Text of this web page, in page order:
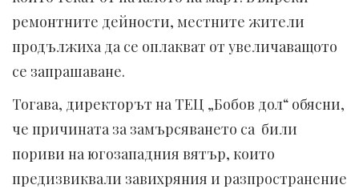
ремонтните дейности, местните жители
продължиха да се оплакват от увеличаващото
се запрашаване.
Тогава, директорът на ТЕЦ „Бобов дол“ обясни,
че причината за замърсяването са били
пориви на югозападния вятър, които
предизвиквали завихряния и разпространение